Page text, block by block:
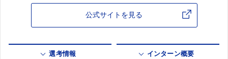
公式サイトを見る
選考情報 インターン概要